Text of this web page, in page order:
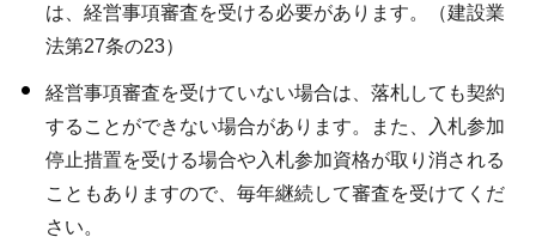
は、経営事項審査を受ける必要があります。（建設業
法第27条の23）
経営事項審査を受けていない場合は、落札しても契約
することができない場合があります。また、入札参加
停止措置を受ける場合や入札参加資格が取り消される
こともありますので、毎年継続して審査を受けてくだ
さい。